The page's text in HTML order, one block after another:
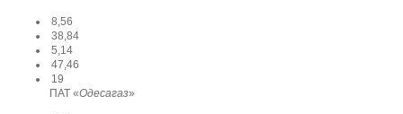
8,56
38,84
5,14
47,46
19
ПАТ «Одесагаз»